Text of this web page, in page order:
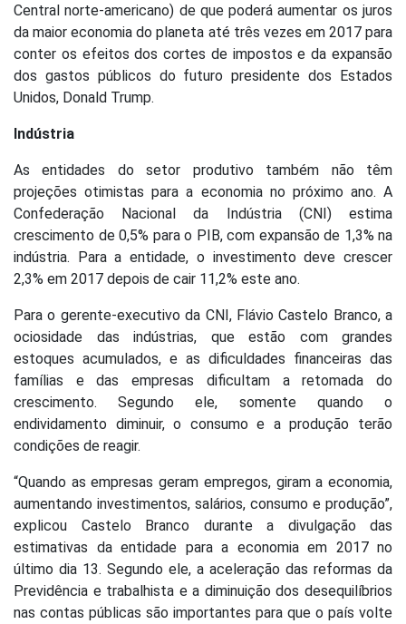
Central norte-americano) de que poderá aumentar os juros
da maior economia do planeta até três vezes em 2017 para
conter os efeitos dos cortes de impostos e da expansão
dos gastos públicos do futuro presidente dos Estados
Unidos, Donald Trump.
Indústria
As entidades do setor produtivo também não têm
projeções otimistas para a economia no próximo ano. A
Confederação Nacional da Indústria (CNI) estima
crescimento de 0,5% para o PIB, com expansão de 1,3% na
indústria. Para a entidade, o investimento deve crescer
2,3% em 2017 depois de cair 11,2% este ano.
Para o gerente-executivo da CNI, Flávio Castelo Branco, a
ociosidade das indústrias, que estão com grandes
estoques acumulados, e as dificuldades financeiras das
famílias e das empresas dificultam a retomada do
crescimento. Segundo ele, somente quando o
endividamento diminuir, o consumo e a produção terão
condições de reagir.
“Quando as empresas geram empregos, giram a economia,
aumentando investimentos, salários, consumo e produção”,
explicou Castelo Branco durante a divulgação das
estimativas da entidade para a economia em 2017 no
último dia 13. Segundo ele, a aceleração das reformas da
Previdência e trabalhista e a diminuição dos desequilíbrios
nas contas públicas são importantes para que o país volte